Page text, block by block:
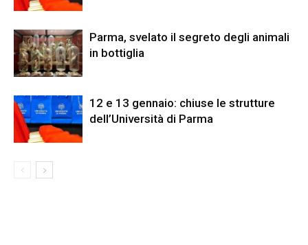
Parma, svelato il segreto degli animali
in bottiglia
12 e 13 gennaio: chiuse le strutture
dell’Università di Parma